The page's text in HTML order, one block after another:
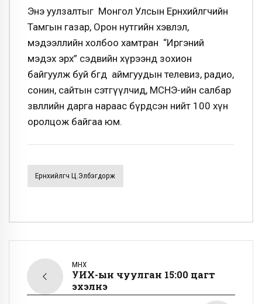
Энэ уулзалтыг Монгол Улсын Ерөнхийлөгчийн
Тамгын газар, Орон нутгийн хэвлэл,
мэдээллийн холбоо хамтран “Иргэний
мэдэх эрх” сэдвийн хүрээнд зохион
байгуулж буй бөгөөд аймгуудын телевиз, радио,
сонин, сайтын сэтгүүлчид, МСНЭ-ийн салбар
зөвлөлийн дарга нараас бүрдсэн нийт 100 хүн
оролцож байгаа юм.
Ерөнхийлөгч Ц.Элбэгдорж
ӨМНӨХ
УИХ-ын чуулган 15:00 цагт
эхэлнэ